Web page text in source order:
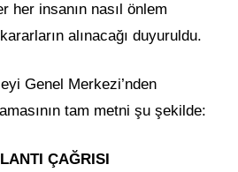
her insanın nasıl önlem
alınacağı duyuruldu.
Genel Merkezi’nden
tam metni şu şekilde:
ÇAĞRISI